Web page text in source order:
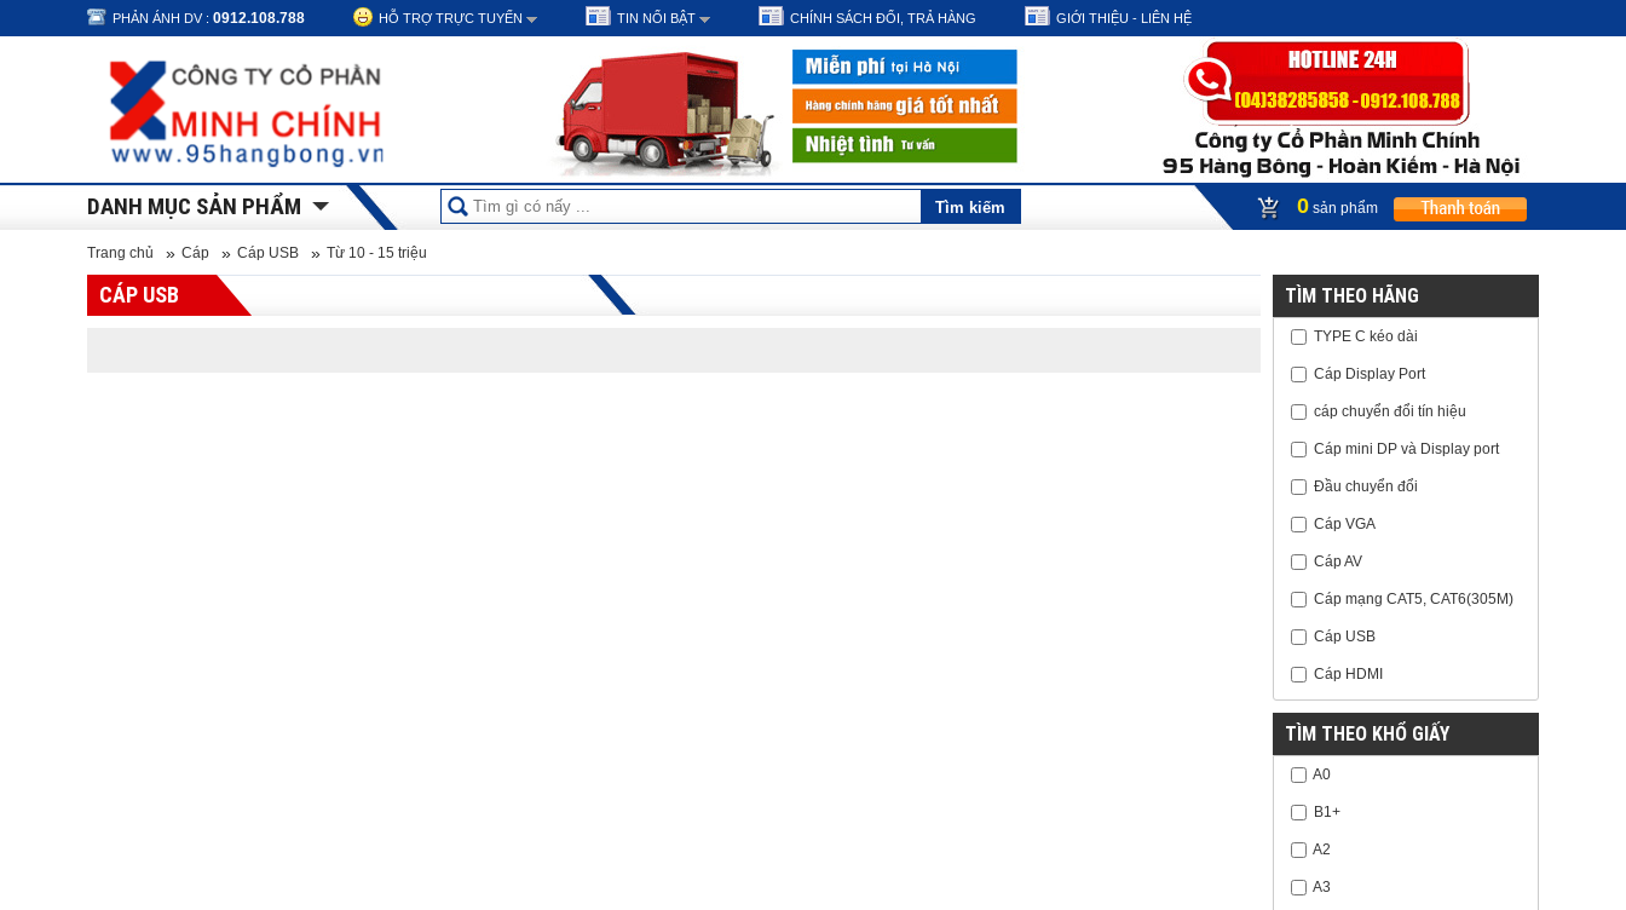
PHẢN ÁNH DV : 0912.108.788 HỖ TRỢ TRỰC TUYẾN TIN NỔI BẬT CHÍNH SÁCH ĐỔI, TRẢ HÀNG GIỚI THIỆU - LIÊN HỆ
DANH MỤC SẢN PHẨM 0 sản phẩm
Trang chủ » Cáp » Cáp USB » Từ 10 - 15 triệu
CÁP USB TÌM THEO HÃNG
TYPE C kéo dài
Cáp Display Port
cáp chuyển đổi tín hiệu
Cáp mini DP và Display port
Đầu chuyển đổi
Cáp VGA
Cáp AV
Cáp mạng CAT5, CAT6(305M)
Cáp USB
Cáp HDMI
TÌM THEO KHỔ GIẤY
A0
B1+
A2
A3